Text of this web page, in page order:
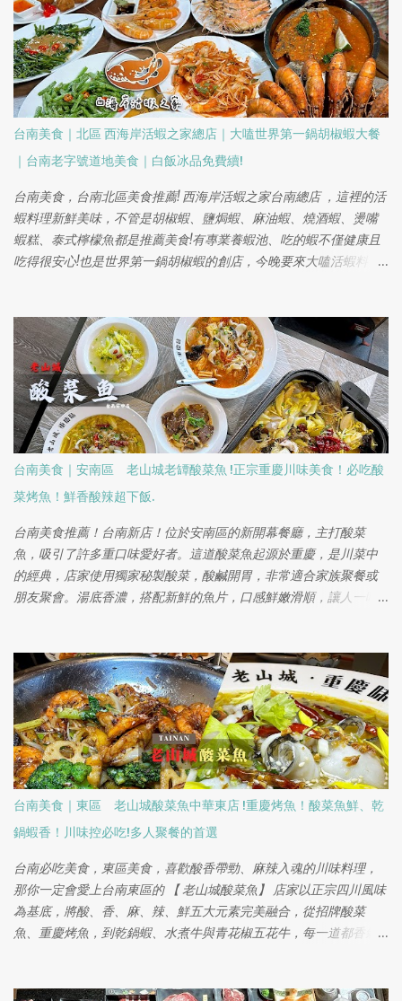
台南美食｜北區 西海岸活蝦之家總店｜大嗑世界第一鍋胡椒蝦大餐
｜台南老字號道地美食｜白飯冰品免費續!
台南美食，台南北區美食推薦! 西海岸活蝦之家台南總店 ，這裡的活
蝦料理新鮮美味，不管是胡椒蝦、鹽焗蝦、麻油蝦、燒酒蝦、燙嘴
蝦糕、泰式檸檬魚都是推薦美食!有專業養蝦池、吃的蝦不僅健康且
吃得很安心!也是世界第一鍋胡椒蝦的創店，今晚要來大嗑活蝦料
台南美食｜安南區 老山城老罈酸菜魚 !正宗重慶川味美食！必吃酸
菜烤魚！鮮香酸辣超下飯.
台南美食推薦！台南新店！位於安南區的新開幕餐廳，主打酸菜
魚，吸引了許多重口味愛好者。這道酸菜魚起源於重慶，是川菜中
的經典，店家使用獨家秘製酸菜，酸鹹開胃，非常適合家族聚餐或
朋友聚會。湯底香濃，搭配新鮮的魚片，口感鮮嫩滑順，讓人一吃
台南美食｜東區 老山城酸菜魚中華東店 !重慶烤魚！酸菜魚鮮、乾
鍋蝦香！川味控必吃!多人聚餐的首選
台南必吃美食，東區美食，喜歡酸香帶勁、麻辣入魂的川味料理，
那你一定會愛上台南東區的 【 老山城酸菜魚】 店家以正宗四川風味
為基底，將酸、香、麻、辣、鮮五大元素完美融合，從招牌酸菜
魚、重慶烤魚，到乾鍋蝦、水煮牛與青花椒五花牛，每一道都香氣
得收藏的川味名單之一